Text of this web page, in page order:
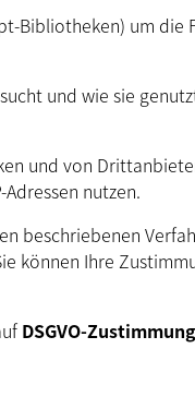
Bibliotheken) um die
und wie sie
und von
nutzen.
beschriebenen
können Ihre
DSGVO-Zustimmung